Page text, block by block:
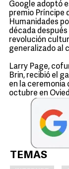
Google adoptó
premio Príncipe
Humanidades
década
revolución
generalizado al
Larry Page,
Brin, recibió el
en la ceremonia
octubre en
TEMAS